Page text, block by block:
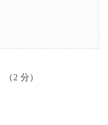
（2 分）